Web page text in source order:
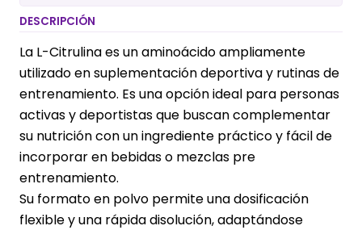
DESCRIPCIÓN
La L-Citrulina es un aminoácido ampliamente
utilizado en suplementación deportiva y rutinas de
entrenamiento. Es una opción ideal para personas
activas y deportistas que buscan complementar
su nutrición con un ingrediente práctico y fácil de
incorporar en bebidas o mezclas pre
entrenamiento.
Su formato en polvo permite una dosificación
flexible y una rápida disolución, adaptándose